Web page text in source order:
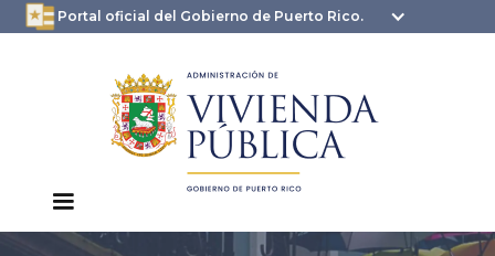
Portal oficial del Gobierno de Puerto Rico.
oficial.pr.gov
seguros .pr.gov usan
HTTPS